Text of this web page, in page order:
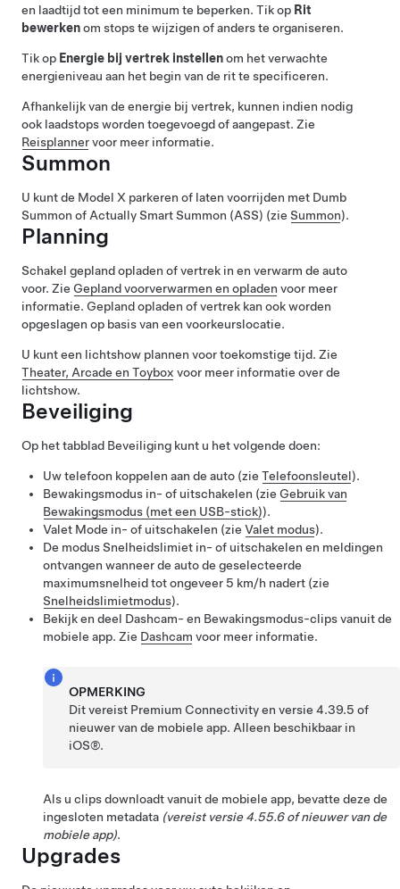
en laadtijd tot een minimum te beperken. Tik op Rit
bewerkenom stops te wijzigen of anders te organiseren.
Tik op Energie bij vertrek instellenom het verwachte
energieniveau aan het begin van de rit te specificeren.
Afhankelijk van de energie bij vertrek, kunnen indien nodig
ook laadstops worden toegevoegd of aangepast. Zie
Reisplannervoor meer informatie.
Summon
U kunt de Model X parkeren of laten voorrijden met Dumb
Summon of Actually Smart Summon (ASS) (zie Summon).
Planning
Schakel gepland opladen of vertrek in en verwarm de auto
voor. Zie Gepland voorverwarmen en opladen voor meer
informatie. Gepland opladen of vertrek kan ook worden
opgeslagen op basis van een voorkeurslocatie.
U kunt een lichtshow plannen voor toekomstige tijd. Zie
Theater, Arcade en Toybox voor meer informatie over de
lichtshow.
Beveiliging
Op het tabblad Beveiliging kunt u het volgende doen:
Uw telefoon koppelen aan de auto (zie Telefoonsleutel).
Bewakingsmodus in- of uitschakelen (zie Gebruik van
Bewakingsmodus (met een USB-stick)).
Valet Mode in- of uitschakelen (zie Valet modus).
De modus Snelheidslimiet in- of uitschakelen en meldingen
ontvangen wanneer de auto de geselecteerde
maximumsnelheid tot ongeveer 5 km/h nadert (zie
Snelheidslimietmodus).
Bekijk en deel Dashcam- en Bewakingsmodus-clips vanuit de
mobiele app. Zie Dashcam voor meer informatie.
OPMERKING
Dit vereist Premium Connectivity en versie 4.39.5 of
nieuwer van de mobiele app. Alleen beschikbaar in
iOS®.
Als u clips downloadt vanuit de mobiele app, bevatte deze de
ingesloten metadata (vereist versie 4.55.6 of nieuwer van de
mobiele app).
Upgrades